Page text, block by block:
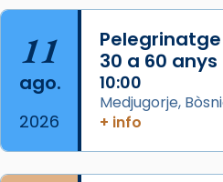
Foto
View on Facebook · Share
Arquebisbat de
2 weeks ago
11
ago.
2026
30 a 60
10:00
Medjugorje,
+ info